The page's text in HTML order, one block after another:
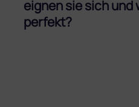
eignen sie sich und
perfekt?